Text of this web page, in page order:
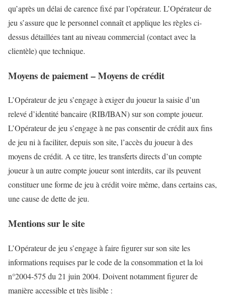
qu’après un délai de carence fixé par l’opérateur. L’Opérateur de
jeu s’assure que le personnel connaît et applique les règles ci-
dessus détaillées tant au niveau commercial (contact avec la
clientèle) que technique.
Moyens de paiement – Moyens de crédit
L’Opérateur de jeu s’engage à exiger du joueur la saisie d’un
relevé d’identité bancaire (RIB/IBAN) sur son compte joueur.
L’Opérateur de jeu s’engage à ne pas consentir de crédit aux fins
de jeu ni à faciliter, depuis son site, l’accès du joueur à des
moyens de crédit. A ce titre, les transferts directs d’un compte
joueur à un autre compte joueur sont interdits, car ils peuvent
constituer une forme de jeu à crédit voire même, dans certains cas,
une cause de dette de jeu.
Mentions sur le site
L’Opérateur de jeu s’engage à faire figurer sur son site les
informations requises par le code de la consommation et la loi
n°2004-575 du 21 juin 2004. Doivent notamment figurer de
manière accessible et très lisible :